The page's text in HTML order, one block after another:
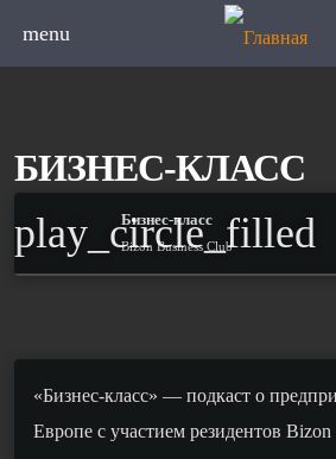
menu
БИЗНЕС-КЛАСС
play_circle_filled
Бизнес-класс
Bizon Business Club
«Бизнес-класс» — подкаст о
Европе с участием резидентов Bizon